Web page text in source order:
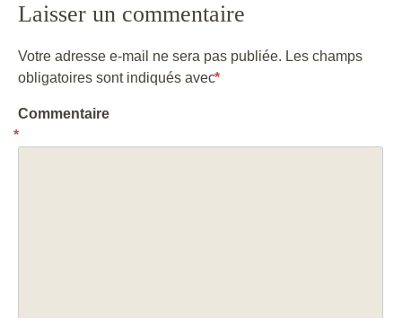
Laisser un commentaire
Votre adresse e-mail ne sera pas publiée. Les champs
obligatoires sont indiqués avec*
Commentaire
*